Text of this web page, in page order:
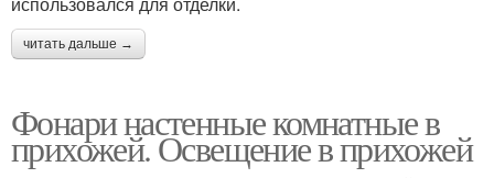
читать дальше →
Фонари настенные комнатные в
прихожей. Освещение в прихожей